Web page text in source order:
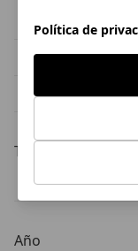
Skoda Scala
Skoda Scala azul
Skoda Scala
Transmisión
Skoda Scala
Año
Política de